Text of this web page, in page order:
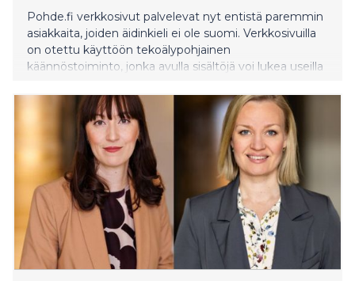
Pohde.fi verkkosivut palvelevat nyt entistä paremmin
asiakkaita, joiden äidinkieli ei ole suomi. Verkkosivuilla
on otettu käyttöön tekoälypohjainen
käännöstoiminto, jonka avulla sisältöjä voi lukea useilla
kääntää, löytyvät jokaisen sivun yläosasta. Lisäksi
käännöstoiminto löytyy valikosta, tietokoneella se
näkyy sivun oikeassa yläkulmassa.